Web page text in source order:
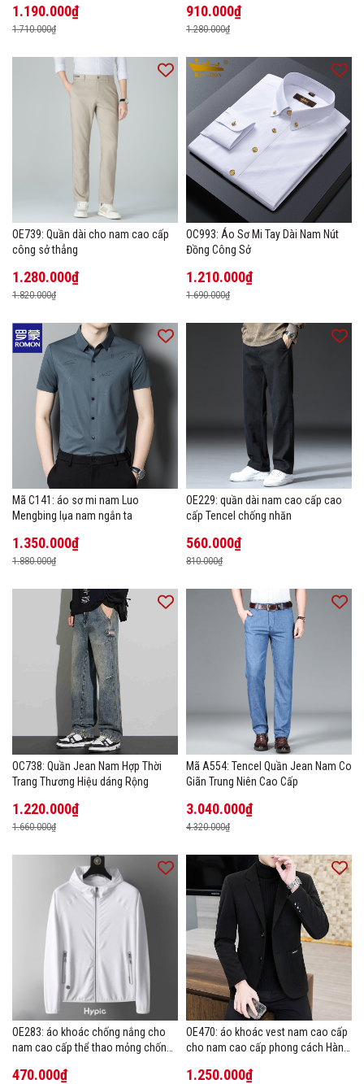
1.190.000₫
1.710.000₫
910.000₫
1.280.000₫
OE739: Quần dài cho nam cao cấp
công sở thẳng
1.280.000₫
1.820.000₫
OC993: Áo Sơ Mi Tay Dài Nam Nút
Đồng Công Sở
1.210.000₫
1.690.000₫
Mã C141: áo sơ mi nam Luo
Mengbing lụa nam ngắn ta
1.350.000₫
1.880.000₫
OE229: quần dài nam cao cấp cao
cấp Tencel chống nhăn
560.000₫
810.000₫
OC738: Quần Jean Nam Hợp Thời
Trang Thương Hiệu dáng Rộng
1.220.000₫
1.660.000₫
Mã A554: Tencel Quần Jean Nam Co
Giãn Trung Niên Cao Cấp
3.040.000₫
4.320.000₫
OE283: áo khoác chống nắng cho
nam cao cấp thể thao mỏng chống
470.000₫
OE470: áo khoác vest nam cao cấp
cho nam cao cấp phong cách Hàn
1.250.000₫